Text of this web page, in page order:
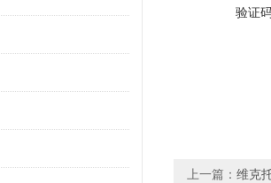
验证
上一篇： 维克